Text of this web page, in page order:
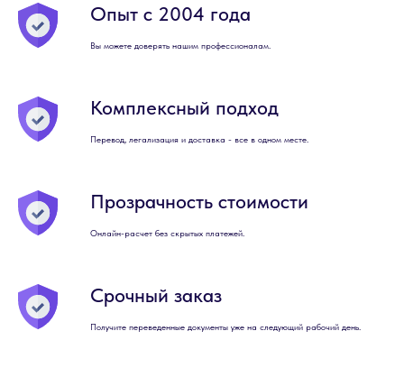
Опыт с 2004 года
Вы можете доверять нашим профессионалам.
Комплексный подход
Перевод, легализация и доставка - все в одном месте.
Прозрачность стоимости
Онлайн-расчет без скрытых платежей.
Срочный заказ
Получите переведенные документы уже на следующий рабочий день.